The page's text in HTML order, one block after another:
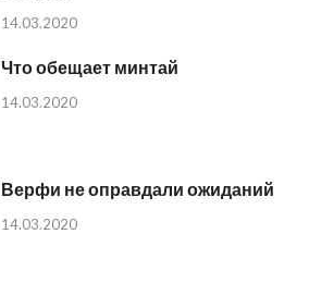
14.03.2020
Что обещает минтай
14.03.2020
Верфи не оправдали ожиданий
14.03.2020